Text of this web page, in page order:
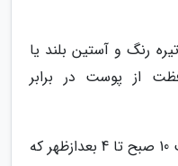
رنگ و آستین بلند یا
از پوست در برابر
تا جایی که امکان دارد، بین ساعت 10 صبح تا 4 بعدازظهر که